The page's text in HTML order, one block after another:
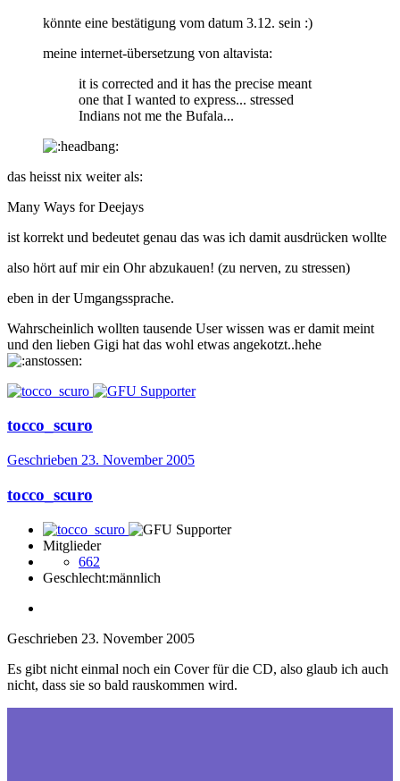
könnte eine bestätigung vom datum 3.12. sein :)
meine internet-übersetzung von altavista:
it is corrected and it has the precise meant
one that I wanted to express... stressed
Indians not me the Bufala...
das heisst nix weiter als:
Many Ways for Deejays
ist korrekt und bedeutet genau das was ich damit ausdrücken wollte
also hört auf mir ein Ohr abzukauen! (zu nerven, zu stressen)
eben in der Umgangssprache.
Wahrscheinlich wollten tausende User wissen was er damit meint
und den lieben Gigi hat das wohl etwas angekotzt..hehe
tocco_scuro
Geschrieben 23. November 2005
tocco_scuro
Mitglieder
662
Geschlecht:männlich
Geschrieben 23. November 2005
Es gibt nicht einmal noch ein Cover für die CD, also glaub ich auch
nicht, dass sie so bald rauskommen wird.